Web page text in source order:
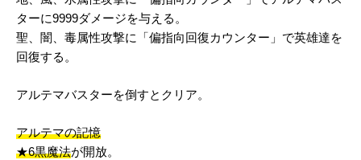
ターに9999ダメージを与える。
聖、闇、毒属性攻撃に「偏指向回復カウンター」で英雄達を
回復する。
アルテマバスターを倒すとクリア。
アルテマの記憶
★6黒魔法が開放。